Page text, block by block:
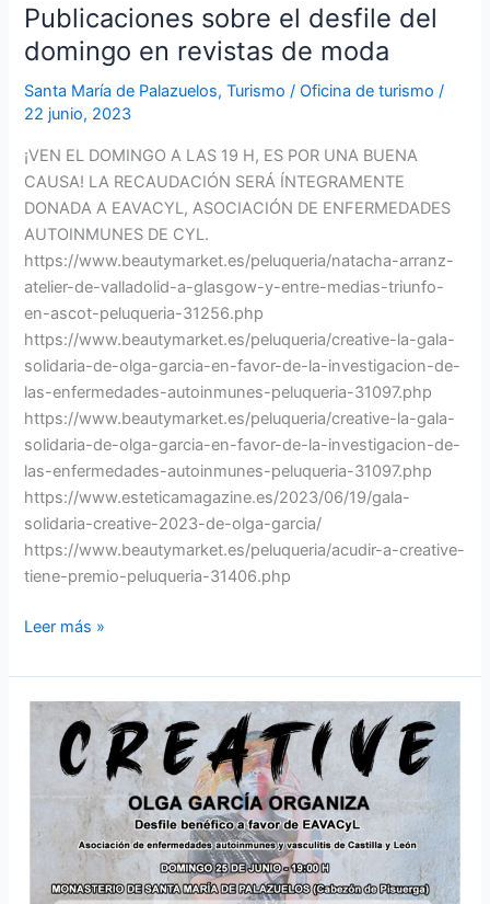
Publicaciones sobre el desfile del
domingo en revistas de moda
Santa María de Palazuelos,Turismo /Oficina de turismo/
22 junio, 2023
¡VEN EL DOMINGO A LAS 19 H, ES POR UNA BUENA
CAUSA! LA RECAUDACIÓN SERÁ ÍNTEGRAMENTE
DONADA A EAVACYL, ASOCIACIÓN DE ENFERMEDADES
AUTOINMUNES DE CYL.
https://www.beautymarket.es/peluqueria/natacha-arranz-
atelier-de-valladolid-a-glasgow-y-entre-medias-triunfo-
en-ascot-peluqueria-31256.php
https://www.beautymarket.es/peluqueria/creative-la-gala-
solidaria-de-olga-garcia-en-favor-de-la-investigacion-de-
las-enfermedades-autoinmunes-peluqueria-31097.php
https://www.beautymarket.es/peluqueria/creative-la-gala-
solidaria-de-olga-garcia-en-favor-de-la-investigacion-de-
las-enfermedades-autoinmunes-peluqueria-31097.php
https://www.esteticamagazine.es/2023/06/19/gala-
solidaria-creative-2023-de-olga-garcia/
https://www.beautymarket.es/peluqueria/acudir-a-creative-
tiene-premio-peluqueria-31406.php
Leer más »
Desfile
Creative
2023